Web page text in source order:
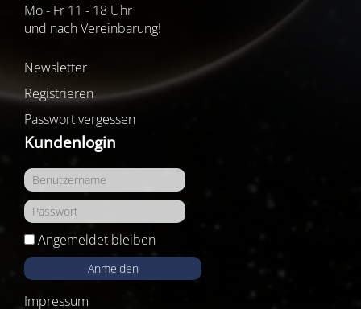
Mo - Fr 11 - 18 Uhr
und nach Vereinbarung!
Newsletter
Registrieren
Passwort vergessen
Kundenlogin
Angemeldet bleiben
Anmelden
Impressum